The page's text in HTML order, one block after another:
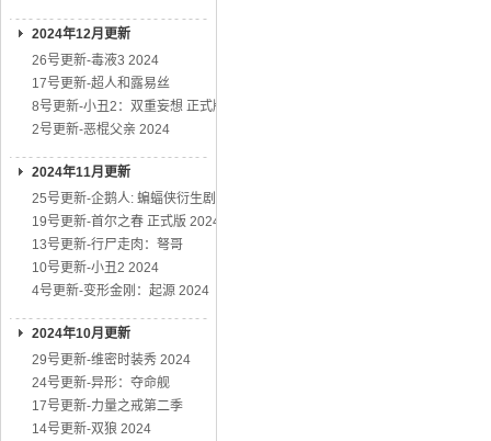
2024年12月更新
26号更新-毒液3 2024
17号更新-超人和露易丝
8号更新-小丑2：双重妄想 正式版
2号更新-恶棍父亲 2024
2024年11月更新
25号更新-企鹅人: 蝙蝠侠衍生剧
19号更新-首尔之春 正式版 2024
13号更新-行尸走肉：弩哥
10号更新-小丑2 2024
4号更新-变形金刚：起源 2024
2024年10月更新
29号更新-维密时装秀 2024
24号更新-异形：夺命舰
17号更新-力量之戒第二季
14号更新-双狼 2024